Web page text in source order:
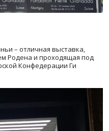
– отличная выставка,
Родена и проходящая под
Конфедерации Ги